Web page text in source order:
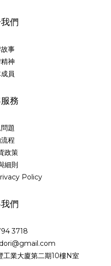
們
事
神
員
務
題
程
政策
細則
Policy
們
3718
工業大廈第二期10樓N室